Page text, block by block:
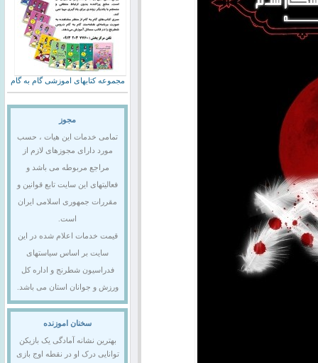
مجموعه کتابهای اموزشی گام به گام
مجوز
تمامی خدمات این هیات ، حسب
مورد دارای مجوزهای لازم از
مراجع مربوطه می باشد و
فعالیتهای این سایت تابع قوانین و
مقررات جمهوری اسلامی ایران
است.
قیمت خدمات اعلام شده در این
سایت بر اساس سیاستهای
فدراسیون شطرنج و اداره کل
ورزش و جوانان استان می باشد.
سخنان اموزنده
بهترین نشانه آمادگی یک بازیکن
توانایی درک او در نقطه اوج بازی